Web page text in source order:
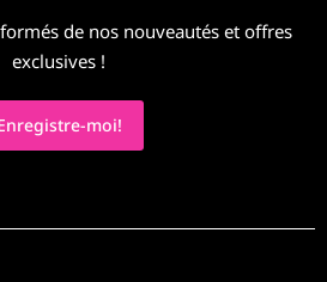
de nos nouveautés et offres
exclusives !
moi!